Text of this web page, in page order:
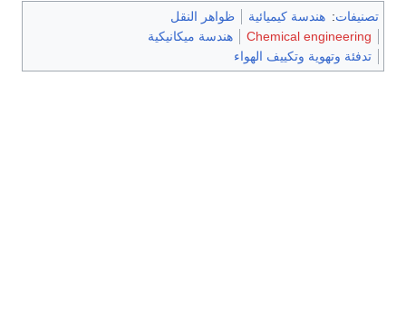
كيميائية
ظواهر النقل
Chemical
هندسة ميكانيكية
وتكييف الهواء